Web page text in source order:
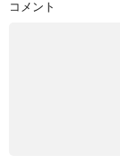
コメント